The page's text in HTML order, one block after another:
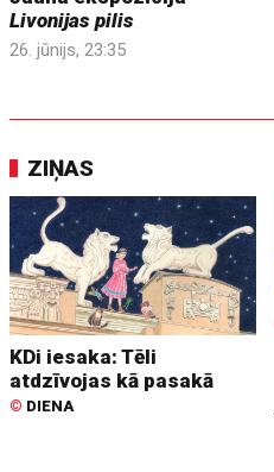
Livonijas pilis
26. jūnijs, 23:35
ZIŅAS
KDi iesaka: Tēli
atdzīvojas kā pasakā
© DIENA